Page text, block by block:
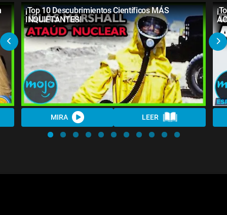
¡Top 10 Descubrimientos Científicos MÁS
INQUIETANTES!
MIRA LEER